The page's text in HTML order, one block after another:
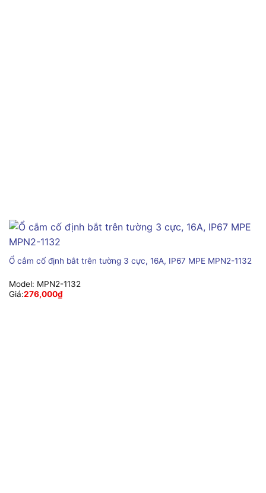
Ổ cắm cố định bắt trên tường 3 cực, 16A, IP67 MPE MPN2-1132
Model: MPN2-1132
Giá:276,000₫